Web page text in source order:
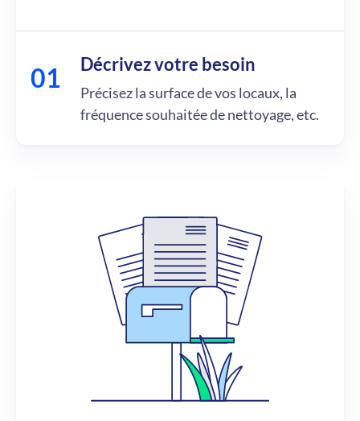
Décrivez votre besoin
Précisez la surface de vos locaux, la
fréquence souhaitée de nettoyage, etc.